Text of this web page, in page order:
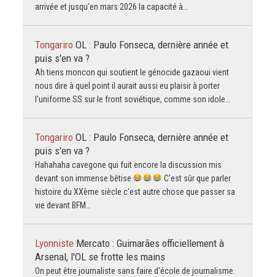
arrivée et jusqu'en mars 2026 la capacité à…
Tongariro OL : Paulo Fonseca, dernière année et
puis s'en va ?
Ah tiens moncon qui soutient le génocide gazaoui vient
nous dire à quel point il aurait aussi eu plaisir à porter
l'uniforme SS sur le front soviétique, comme son idole…
Tongariro OL : Paulo Fonseca, dernière année et
puis s'en va ?
Hahahaha cavegone qui fuit encore la discussion mis
devant son immense bêtise
C'est sûr que parler
histoire du XXème siècle c'est autre chose que passer sa
vie devant BFM…
Lyonniste Mercato : Guimarães officiellement à
Arsenal, l'OL se frotte les mains
On peut être journaliste sans faire d'école de journalisme.